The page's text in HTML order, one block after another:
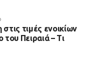
τιμές ενοικίων
του Πειραιά – Τι